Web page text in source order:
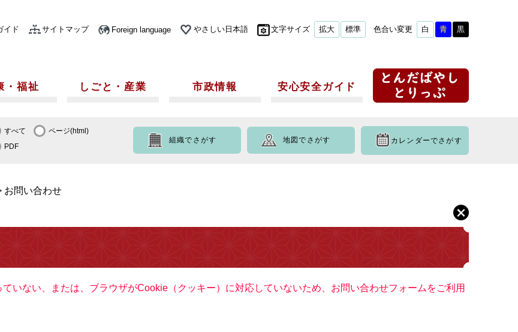
イド サイトマップ Foreign language やさしい日本語 文字サイズ 拡大 標準 色合い変更 白 青 黒
・福祉 しごと・産業 市政情報 安心安全ガイド
すべて
ページ(html)
PDF
組織でさがす 地図でさがす カレンダーでさがす
お問い合わせ
いない、または、ブラウザがCookie（クッキー）に対応していないため、お問い合わせフォームをご利用